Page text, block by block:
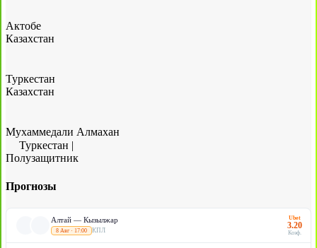
Актобе
Казахстан
Туркестан
Казахстан
Мухаммедали Алмахан
Туркестан |
Полузащитник
Прогнозы
Алтай — Кызылжар
8 Авг · 17:00 КПЛ
Ubet
3.20
Коэф.